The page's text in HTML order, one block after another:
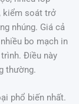
kiểm soát trở
nhúng. Giá cả
bo mạch in
Điều này
thường.
phổ biến nhất.